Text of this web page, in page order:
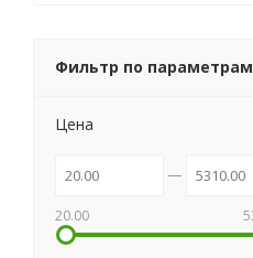
Фильтр по параметрам
Цена
20.00